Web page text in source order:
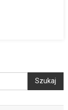
Szukaj